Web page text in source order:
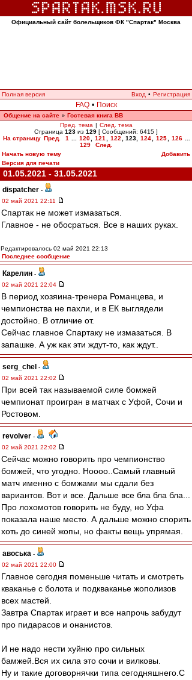
Официальный сайт болельщиков ФК "Спартак" Москва
Полная версия Вход • Регистрация
FAQ • Поиск
Общение на сайте » Гостевая книга ВВ
Пред. тема | След. тема
Страница 123 из 129 [ Сообщений: 6415 ]
На страницу Пред. 1 120 121 122 123, 124 125 126
129
След.
Начать новую тему
Добавить
Версия для печати
01.05.2021 - 31.05.2021
dispatcher -
02 май 2021 22:11
Спартак не может измазаться.
Главное - не обосраться. Все в наших руках.
Редактировалось 02 май 2021 22:13
Последнее сообщение
Карелин -
02 май 2021 22:04
В период хозяина-тренера Романцева, и
чемпионства не пахли, и в ЕК выглядели
достойно. В отличие от.
Сейчас главное Спартаку не измазаться. В
запашке. А уж как эти ждут-то, как ждут..
serg_chel -
02 май 2021 22:02
При всей так называемой силе бомжей
чемпионат проигран в матчах с Уфой, Сочи и
Ростовом.
revolver -
02 май 2021 22:02
Сейчас можно говорить про чемпионство
бомжей, что угодно. Ноооо..Самый главный
матч именно с бомжами мы сдали без
вариантов. Вот и все. Дальше все бла бла бла...
Про лохомотов говорить не буду, но Уфа
показала наше место. А дальше можно спорить
хоть до синей жопы, но факты вещь упрямая.
авоська -
02 май 2021 22:00
Главное сегодня поменьше читать и смотреть
кваканье с болота и подкваканье жополизов
всех мастей.
Завтра Спартак играет и все напрочь забудут
про пидарасов и онанистов.
И не надо нести хуйню про сильных
бамжей.Вся их сила это сочи и вилковы.
Ну и такие договорнячки типа сегодняшнего.С